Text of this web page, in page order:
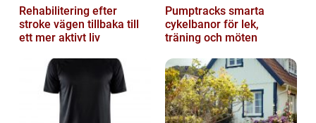
Rehabilitering efter
stroke vägen tillbaka till
ett mer aktivt liv
Pumptracks smarta
cykelbanor för lek,
träning och möten